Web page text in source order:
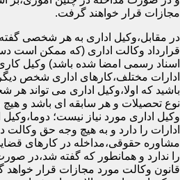
مجازات قرار خواهند گرفت.
در مقابل،وکیل اداری به هر شخصی
قرارداد وکالت اداری (که ممکن است
اسناد رسمی امضا شده باشد) وکیل
ادارات مختلف،کارهای اداری شخص
باشید که اولا،وکیل اداری می تواند هر
نوع تحصیلات و هر سابقه ای باشد و
وکیل اداری مورد نیاز نیست؛
ادارات را دارد و به هیچ وجه حق وکالت
مشاوره حقوقی،مداخله در کارهای
را ندارد و همانطور که گفته شد،در
قانون وکالت مورد مجازات قرار